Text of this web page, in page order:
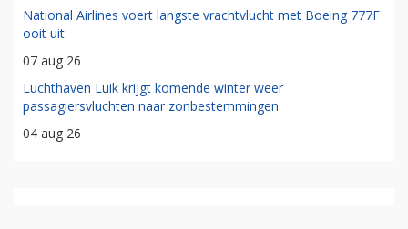
National Airlines voert langste vrachtvlucht met Boeing 777F
ooit uit
07 aug 26
Luchthaven Luik krijgt komende winter weer
passagiersvluchten naar zonbestemmingen
04 aug 26